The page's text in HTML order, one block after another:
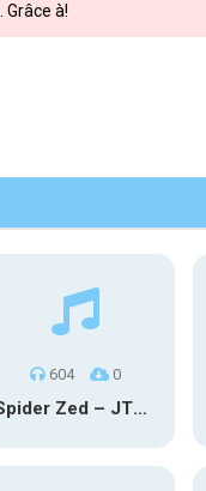
. Grâce à!
604 0
Spider Zed – JTM OU TG